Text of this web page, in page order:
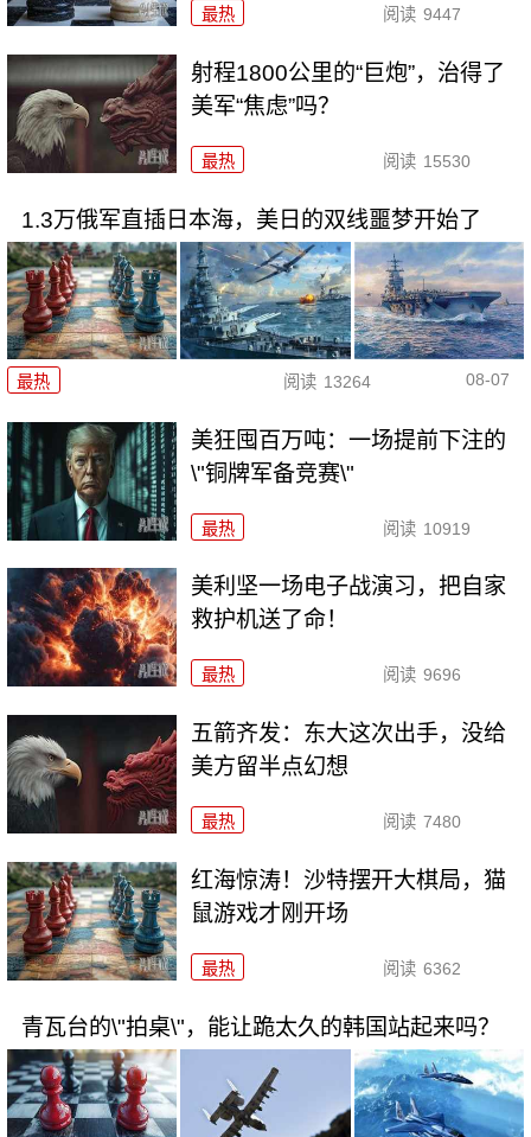
最热 阅读 9447
射程1800公里的“巨炮”，治得了
美军“焦虑”吗？
最热 阅读 15530
1.3万俄军直插日本海，美日的双线噩梦开始了
最热 阅读 13264 08-07
美狂囤百万吨：一场提前下注的
\"铜牌军备竞赛\"
最热 阅读 10919
美利坚一场电子战演习，把自家
救护机送了命！
最热 阅读 9696
五箭齐发：东大这次出手，没给
美方留半点幻想
最热 阅读 7480
红海惊涛！沙特摆开大棋局，猫
鼠游戏才刚开场
最热 阅读 6362
青瓦台的\"拍桌\"，能让跪太久的韩国站起来吗？